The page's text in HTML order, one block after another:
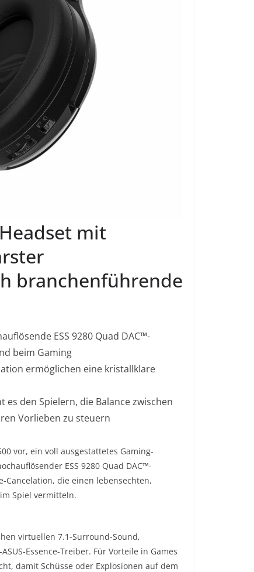
mit
branchenführende
ESS 9280 Quad DAC™-
beim Gaming
ermöglichen eine kristallklare
den Spielern, die Balance zwischen
Vorlieben zu steuern
vor, ein voll ausgestattetes Gaming-
ESS 9280 Quad DAC™-
Cancelation, die einen lebensechten,
Spiel vermitteln.
virtuellen 7.1-Surround-Sound,
Essence-Treiber. Für Vorteile in Games
damit Schüsse oder Explosionen auf dem